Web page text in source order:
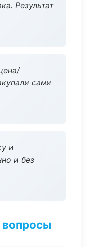
Результат
сами
и
и без
вопросы